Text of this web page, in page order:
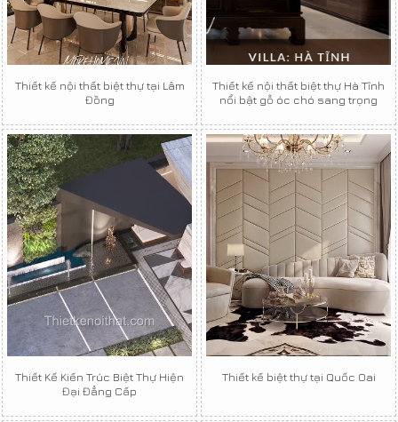
Thiết kế nội thất biệt thự tại Lâm
Đồng
Thiết kế nội thất biệt thự Hà Tĩnh
nổi bật gỗ óc chó sang trọng
Thiết Kế Kiến Trúc Biệt Thự Hiện
Đại Đẳng Cấp
Thiết kế biệt thự tại Quốc Oai